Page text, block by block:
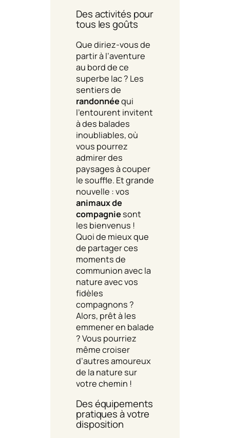
Des activités pour
tous les goûts
Que diriez-vous de
partir à l’aventure
au bord de ce
superbe lac ? Les
sentiers de
randonnéequi
l’entourent invitent
à des balades
inoubliables, où
vous pourrez
admirer des
paysages à couper
le souffle. Et grande
nouvelle : vos
animaux de
compagnie sont
les bienvenus !
Quoi de mieux que
de partager ces
moments de
communion avec la
nature avec vos
fidèles
compagnons ?
Alors, prêt à les
emmener en balade
? Vous pourriez
même croiser
d’autres amoureux
de la nature sur
votre chemin !
Des équipements
pratiques à votre
disposition